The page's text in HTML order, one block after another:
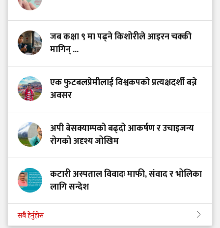
जब कक्षा ९ मा पढ्ने किशोरीले आइरन चक्की
मागिन् ...
एक फुटबलप्रेमीलाई विश्वकपको प्रत्यक्षदर्शी बन्ने
अवसर
अपी बेसक्याम्पको बढ्दो आकर्षण र उचाइजन्य
रोगको अदृश्य जोखिम
कटारी अस्पताल विवादः माफी, संवाद र भोलिका
लागि सन्देश
सबै हेर्नुहोस